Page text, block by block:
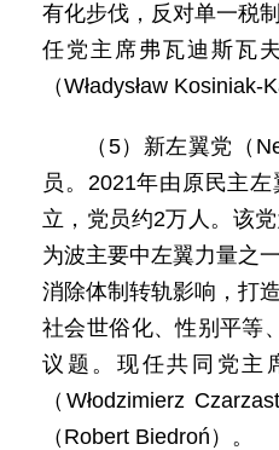
有化步伐，反对单一税
任党主席弗瓦迪斯瓦
（Władysław Kosiniak-
（5）新左翼党（
员。2021年由原民主
立，党员约2万人。该
为波主要中左翼力量之
消除体制转轨影响，打
社会世俗化、性别平等
议题。现任共同党主
（Włodzimierz
（Robert Biedroń）。